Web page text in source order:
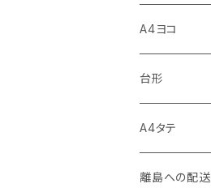
A4ヨコ
台形
A4タテ
離島への配送